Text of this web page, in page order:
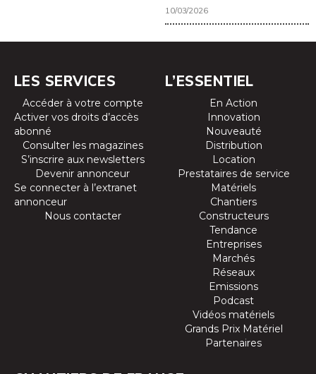
10/03/2026
LES SERVICES
Accéder à votre compte
Activer vos droits d’accès
abonné
Consulter les magazines
S’inscrire aux newsletters
Devenir annonceur
Se connecter à l’extranet
annonceur
Nous contacter
L’ESSENTIEL
En Action
Innovation
Nouveauté
Distribution
Location
Prestataires de service
Matériels
Chantiers
Constructeurs
Tendance
Entreprises
Marchés
Réseaux
Emissions
Podcast
Vidéos matériels
Grands Prix Matériel
Partenaires